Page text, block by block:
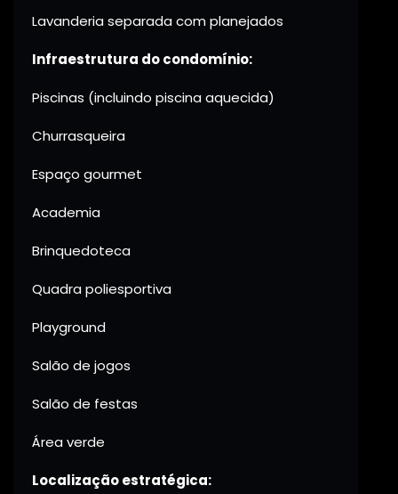
Lavanderia separada com planejados
Infraestrutura do condomínio:
Piscinas (incluindo piscina aquecida)
Churrasqueira
Espaço gourmet
Academia
Brinquedoteca
Quadra poliesportiva
Playground
Salão de jogos
Salão de festas
Área verde
Localização estratégica: